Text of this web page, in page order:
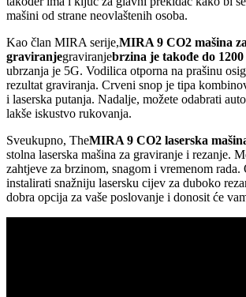
mašini od strane neovlaštenih osoba.
Kao član MIRA serije,MIRA 9 CO2 mašina
graviranjegraviranjebrzina je takođe do 1200
ubrzanja je 5G. Vodilica otporna na prašinu
rezultat graviranja. Crveni snop je tipa
i laserska putanja. Nadalje, možete odabrati
lakše iskustvo rukovanja.
Sveukupno, TheMIRA 9 CO2 laserska
stolna laserska mašina za graviranje i rezanje.
zahtjeve za brzinom, snagom i vremenom rada.
instalirati snažniju lasersku cijev za duboko
dobra opcija za vaše poslovanje i donosit će